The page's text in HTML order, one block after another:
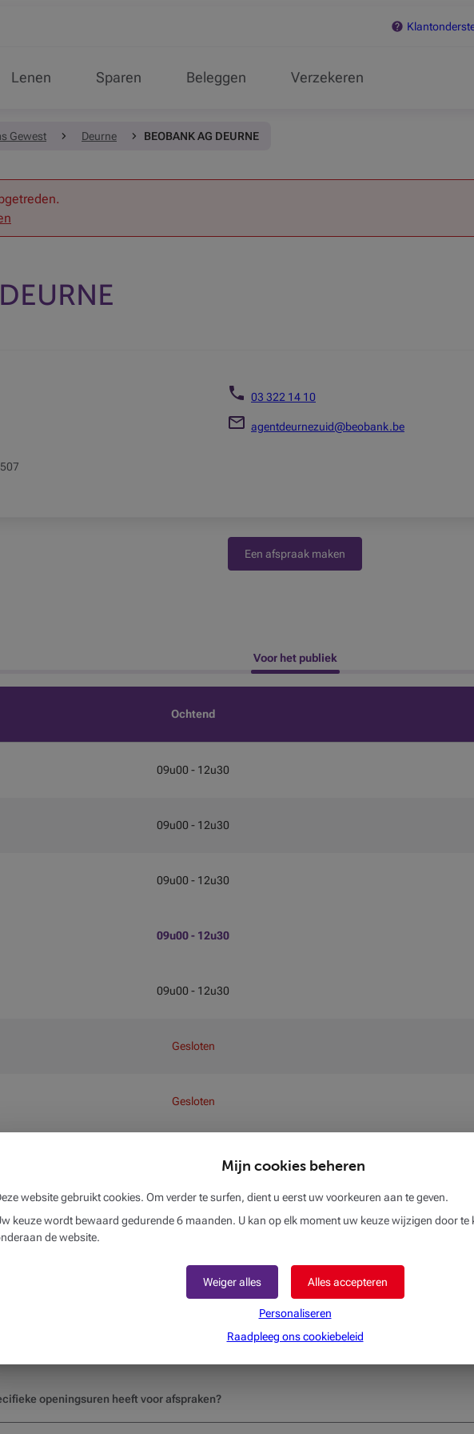
Lenen Sparen Beleggen Verzekeren
Gewest Deurne BEOBANK AG DEURNE
03 322 14 10
agentdeurnezuid@beobank.be
Een afspraak maken
Voor het publiek
Ochtend
09u00 - 12u30
09u00 - 12u30
09u00 - 12u30
09u00 - 12u30
09u00 - 12u30
Gesloten
Gesloten
openingsuren heeft voor afspraken?
Mijn cookies beheren
website gebruikt cookies. Om verder te surfen, dient u eerst uw voorkeuren aan te geven.
keuze wordt bewaard gedurende 6 maanden. U kan op elk moment uw keuze wijzigen door te
de website.
Alles accepteren
Weiger alles
Personaliseren
Raadpleeg ons cookiebeleid